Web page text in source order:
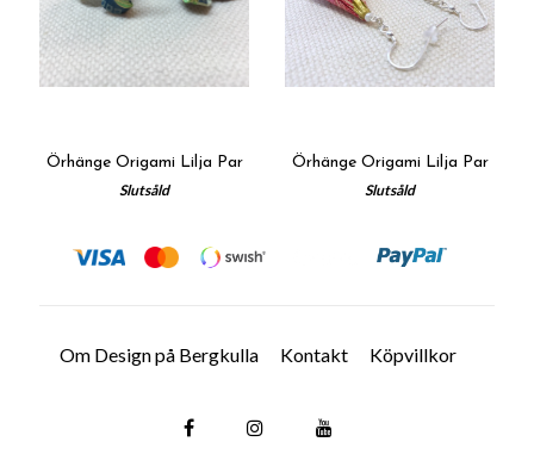
Örhänge Origami Lilja Par
Slutsåld
Örhänge Origami Lilja Par
Slutsåld
Om Design på Bergkulla Kontakt Köpvillkor